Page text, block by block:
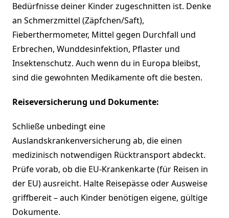
Bedürfnisse deiner Kinder zugeschnitten ist. Denke
an Schmerzmittel (Zäpfchen/Saft),
Fieberthermometer, Mittel gegen Durchfall und
Erbrechen, Wunddesinfektion, Pflaster und
Insektenschutz. Auch wenn du in Europa bleibst,
sind die gewohnten Medikamente oft die besten.
Reiseversicherung und Dokumente:
Schließe unbedingt eine
Auslandskrankenversicherung ab, die einen
medizinisch notwendigen Rücktransport abdeckt.
Prüfe vorab, ob die EU-Krankenkarte (für Reisen in
der EU) ausreicht. Halte Reisepässe oder Ausweise
griffbereit – auch Kinder benötigen eigene, gültige
Dokumente.